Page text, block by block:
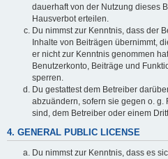
dauerhaft von der Nutzung dieses
Hausverbot erteilen.
Du nimmst zur Kenntnis, dass der
Inhalte von Beiträgen übernimmt,
er nicht zur Kenntnis genommen
Benutzerkonto, Beiträge und
sperren.
Du gestattest dem Betreiber
abzuändern, sofern sie gegen o.
sind, dem Betreiber oder einem
4. GENERAL PUBLIC LICENSE
Du nimmst zur Kenntnis, dass es